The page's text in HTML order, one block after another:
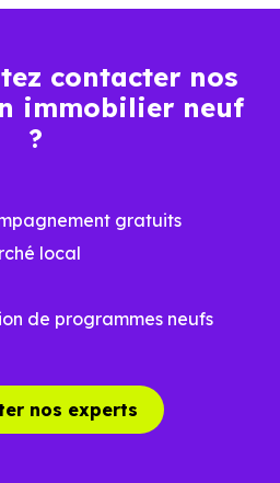
4 407 €
dans la commune, la
des programmes
selon votre budget.
(94000) se compose de 92
et [[PourcentageLocataires]
contacter nos
immobilier neuf
?
gratuits
local
de programmes neufs
nos experts